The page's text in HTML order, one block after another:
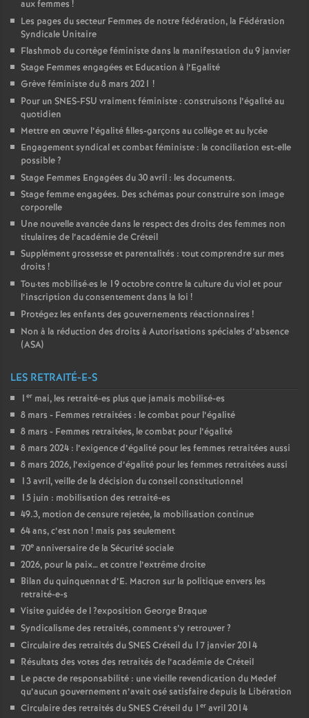
aux femmes !
Les pages du secteur Femmes de notre fédération, la Fédération
Syndicale Unitaire
Flashmob du cortège féministe dans la manifestation du 9 janvier
Stage Femmes engagées et Education à l’Egalité
Grève féministe du 8 mars 2021 !
Pour un SNES-FSU vraiment féministe : construisons l’égalité au
quotidien
Mettre en œuvre l’égalité filles-garçons au collège et au lycée
Engagement syndical et combat féministe : la conciliation est-elle
possible?
Stage Femmes Engagées du 30 avril : les documents.
Stage femme engagées. Des schémas pour construire son image
corporelle
Une nouvelle avancée dans le respect des droits des femmes non
titulaires de l’académie de Créteil
Supplément grossesse et parentalités : tout comprendre sur mes
droits !
Tou·tes mobilisé·es le 19 octobre contre la culture du viol et pour
l’inscription du consentement dans la loi !
Protégez les enfants des gouvernements réactionnaires !
Non à la réduction des droits à Autorisations spéciales d’absence
(ASA)
LES RETRAITÉ-E-S
1 er mai, les retraité-es plus que jamais mobilisé-es
8 mars - Femmes retraitées : le combat pour l’égalité
8 mars - Femmes retraitées, le combat pour l’égalité
8 mars 2024 : l’exigence d’égalité pour les femmes retraitées aussi
8 mars 2026, l’exigence d’égalité pour les femmes retraitées aussi
13 avril, veille de la décision du conseil constitutionnel
15 juin : mobilisation des retraité-es
49.3, motion de censure rejetée, la mobilisation continue
64 ans, c’est non ! mais pas seulement
70e anniversaire de la Sécurité sociale
2026, pour la paix… et contre l’extrême droite
Bilan du quinquennat d’E. Macron sur la politique envers les
retraité-e-s
Visite guidée de l?exposition George Braque
Syndicalisme des retraités, comment s’y retrouver?
Circulaire des retraités duSNESCréteil du 17 janvier 2014
Résultats des votes des retraités de l’académie de Créteil
Le pacte de responsabilité : une vieille revendication du Medef
qu’aucun gouvernement n’avait osé satisfaire depuis la Libération
Circulaire des retraités duSNESCréteil du 1 er avril 2014